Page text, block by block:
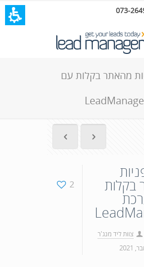
073-
מהאתר בקלות עם
2 בקלות
צוות ליד מנג'ר